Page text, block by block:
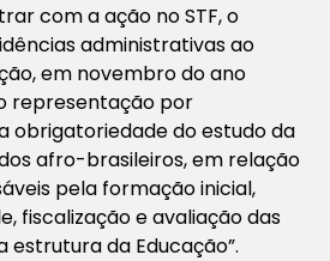
com a ação no STF, o
administrativas ao
em novembro do ano
representação por
obrigatoriedade do estudo da
afro-brasileiros, em relação
pela formação inicial,
fiscalização e avaliação das
estrutura da Educação”.